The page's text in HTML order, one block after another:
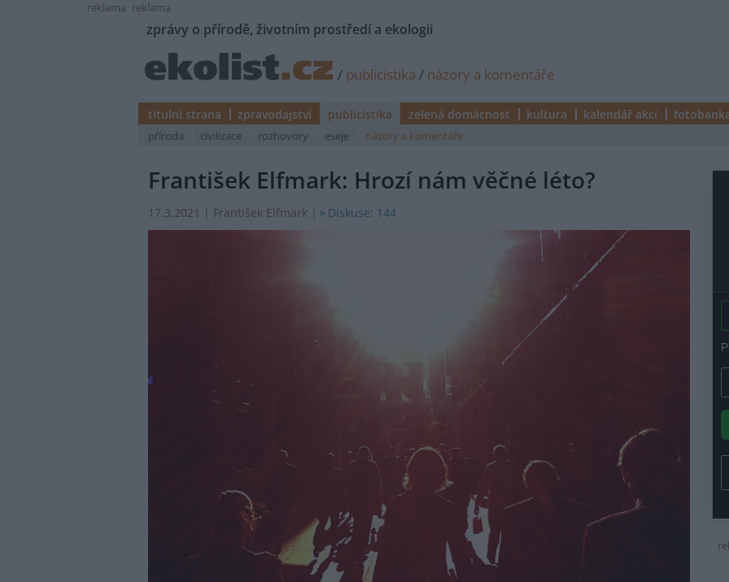
reklama reklama
zprávy o přírodě, životním prostředí a ekologii
/ publicistika / názory a komentáře
titulní strana zpravodajství publicistika zelená domácnost kultura kalendář akcí
příroda civilizace rozhovory eseje názory a komentáře
František Elfmark: Hrozí nám věčné léto?
17.3.2021 | František Elfmark | Diskuse: 144